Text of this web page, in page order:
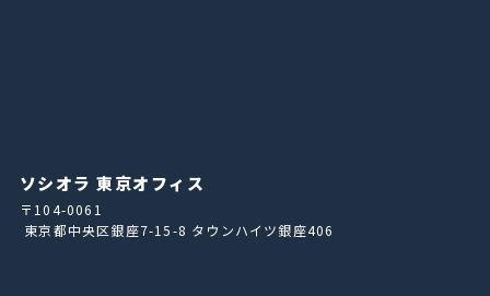
ソシオラ 東京オフィス
〒104-0061
東京都中央区銀座7-15-8 タウンハイツ銀座406